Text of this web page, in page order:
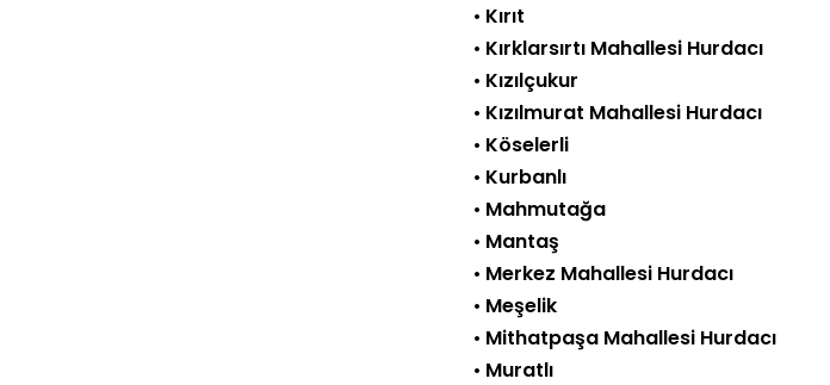
• Kırıt
• Kırklarsırtı Mahallesi Hurdacı
• Kızılçukur
• Kızılmurat Mahallesi Hurdacı
• Köselerli
• Kurbanlı
• Mahmutağa
• Mantaş
• Merkez Mahallesi Hurdacı
• Meşelik
• Mithatpaşa Mahallesi Hurdacı
• Muratlı